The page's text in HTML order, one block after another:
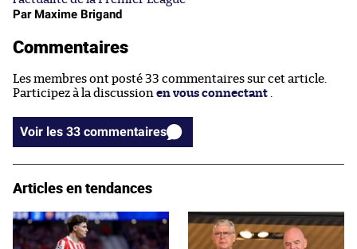
Par Maxime Brigand
Commentaires
Les membres ont posté 33 commentaires sur cet article.
Participez à la discussion en vous connectant
Voir les 33 commentaires
Articles en tendances